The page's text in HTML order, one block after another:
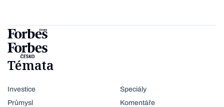
Témata
Investice
Průmysl
Speciály
Komentáře